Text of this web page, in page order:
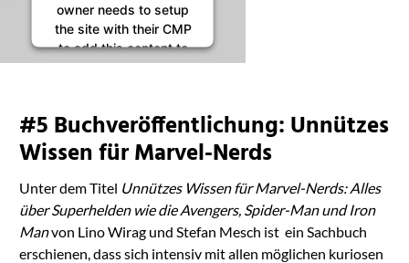
owner needs to setup
the site with their CMP
to add this content to
the list of technologies
Usercentrics Consent
Management
Platform
#5 Buchveröffentlichung: Unnützes
Wissen für Marvel-Nerds
Unter dem Titel Unnützes Wissen für Marvel-Nerds: Alles
über Superhelden wie die Avengers, Spider-Man und Iron
Manvon Lino Wirag und Stefan Mesch ist ein Sachbuch
erschienen, dass sich intensiv mit allen möglichen kuriosen